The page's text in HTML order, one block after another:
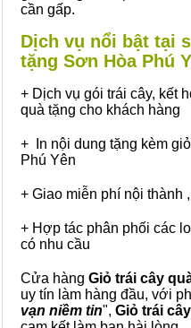
cần gấp.
Dịch vụ nổi bật tại
tặng Sơn Hòa Phú
+ Dịch vụ gói trái cây, kết
quà tặng cho khách hàng
+ In nội dung tặng kèm
Phú Yên
+ Giao miễn phí nội thành
+ Hợp tác phân phối các
có nhu cầu
Cửa hàng Giỏ trái cây
uy tín làm hàng đầu, với
vạn niềm tin", Giỏ trái cây